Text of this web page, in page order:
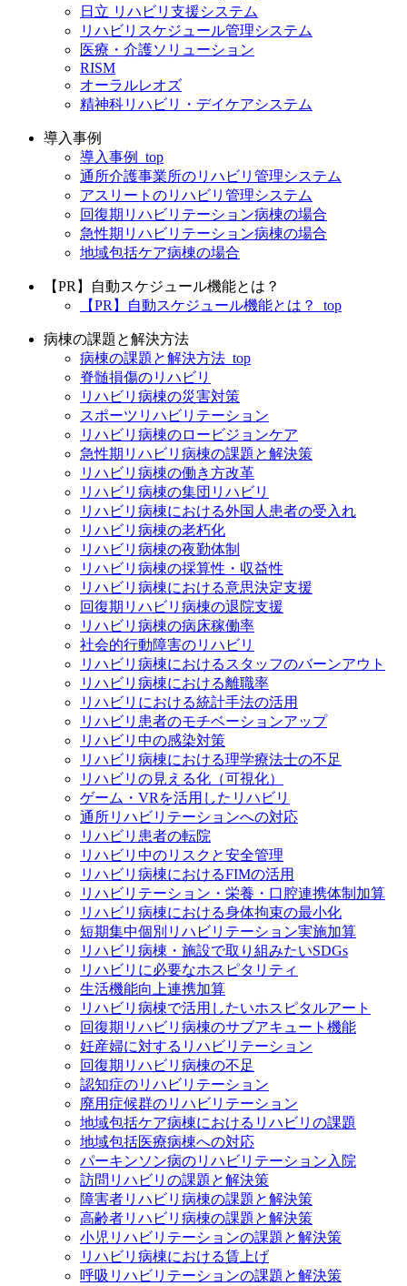
日立 リハビリ支援システム
リハビリスケジュール管理システム
医療・介護ソリューション
RISM
オーラルレオズ
精神科リハビリ・デイケアシステム
導入事例
導入事例_top
通所介護事業所のリハビリ管理システム
アスリートのリハビリ管理システム
回復期リハビリテーション病棟の場合
急性期リハビリテーション病棟の場合
地域包括ケア病棟の場合
【PR】自動スケジュール機能とは？
【PR】自動スケジュール機能とは？_top
病棟の課題と解決方法
病棟の課題と解決方法_top
脊髄損傷のリハビリ
リハビリ病棟の災害対策
スポーツリハビリテーション
リハビリ病棟のロービジョンケア
急性期リハビリ病棟の課題と解決策
リハビリ病棟の働き方改革
リハビリ病棟の集団リハビリ
リハビリ病棟における外国人患者の受入れ
リハビリ病棟の老朽化
リハビリ病棟の夜勤体制
リハビリ病棟の採算性・収益性
リハビリ病棟における意思決定支援
回復期リハビリ病棟の退院支援
リハビリ病棟の病床稼働率
社会的行動障害のリハビリ
リハビリ病棟におけるスタッフのバーンアウト
リハビリ病棟における離職率
リハビリにおける統計手法の活用
リハビリ患者のモチベーションアップ
リハビリ中の感染対策
リハビリ病棟における理学療法士の不足
リハビリの見える化（可視化）
ゲーム・VRを活用したリハビリ
通所リハビリテーションへの対応
リハビリ患者の転院
リハビリ中のリスクと安全管理
リハビリ病棟におけるFIMの活用
リハビリテーション・栄養・口腔連携体制加算
リハビリ病棟における身体拘束の最小化
短期集中個別リハビリテーション実施加算
リハビリ病棟・施設で取り組みたいSDGs
リハビリに必要なホスピタリティ
生活機能向上連携加算
リハビリ病棟で活用したいホスピタルアート
回復期リハビリ病棟のサブアキュート機能
妊産婦に対するリハビリテーション
回復期リハビリ病棟の不足
認知症のリハビリテーション
廃用症候群のリハビリテーション
地域包括ケア病棟におけるリハビリの課題
地域包括医療病棟への対応
パーキンソン病のリハビリテーション入院
訪問リハビリの課題と解決策
障害者リハビリ病棟の課題と解決策
高齢者リハビリ病棟の課題と解決策
小児リハビリテーションの課題と解決策
リハビリ病棟における賃上げ
呼吸リハビリテーションの課題と解決策